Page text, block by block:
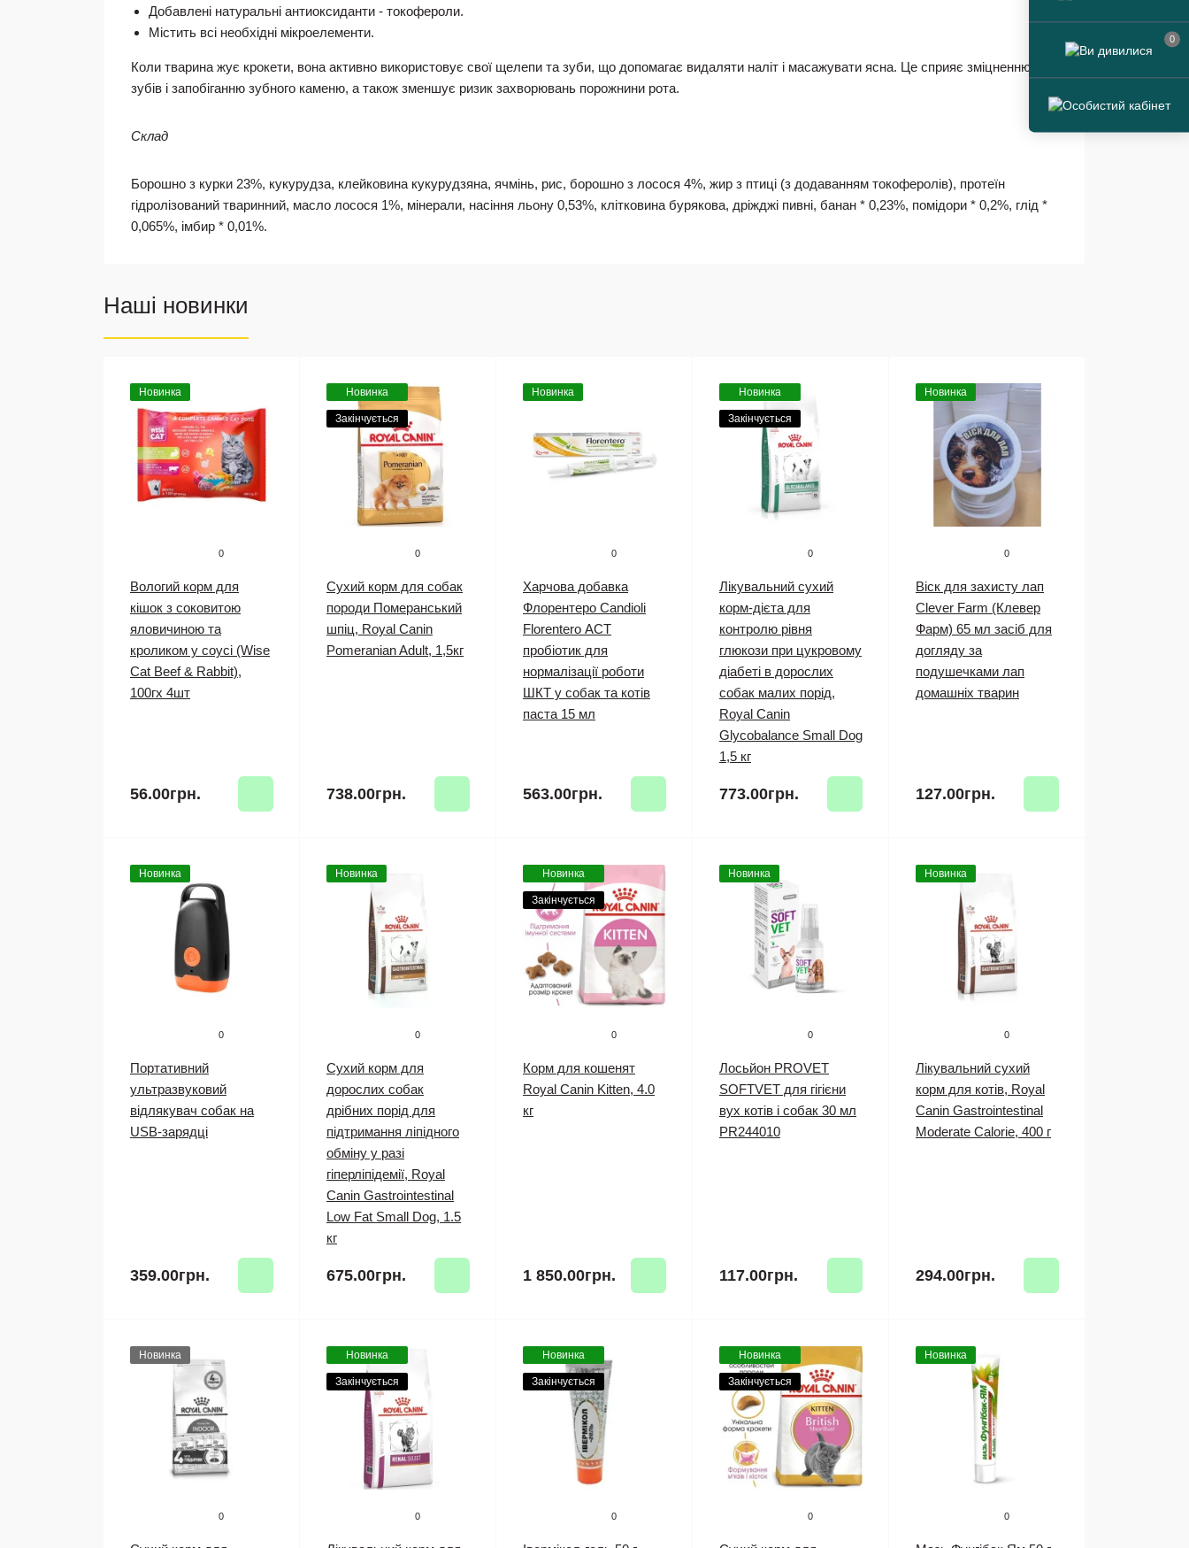
0
Добавлені натуральні антиоксиданти - токофероли.
Містить всі необхідні мікроелементи.
Коли тварина жує крокети, вона активно використовує свої щелепи та зуби, що допомагає видаляти наліт і масажувати ясна. Це сприяє зміцненню
зубів і запобіганню зубного каменю, а також зменшує ризик захворювань порожнини рота.
Склад
Борошно з курки 23%, кукурудза, клейковина кукурудзяна, ячмінь, рис, борошно з лосося 4%, жир з птиці (з додаванням токоферолів), протеїн
гідролізований тваринний, масло лосося 1%, мінерали, насіння льону 0,53%, клітковина бурякова, дріжджі пивні, банан * 0,23%, помідори * 0,2%, глід *
0,065%, імбир * 0,01%.
Наші новинки
Новинка
0
Вологий корм для
кішок з соковитою
яловичиною та
кроликом у соусі (Wise
Cat Beef & Rabbit),
100гх 4шт
56.00грн.
Новинка
Закінчується
0
Сухий корм для собак
породи Померанський
шпіц, Royal Canin
Pomeranian Adult, 1,5кг
738.00грн.
Новинка
0
Харчова добавка
Флорентеро Candioli
Florentero АСТ
пробіотик для
нормалізації роботи
ШКТ у собак та котів
паста 15 мл
563.00грн.
Новинка
Закінчується
0
Лікувальний сухий
корм-дієта для
контролю рівня
глюкози при цукровому
діабеті в дорослих
собак малих порід,
Royal Canin
Glycobalance Small Dog
1,5 кг
773.00грн.
Новинка
0
Віск для захисту лап
Clever Farm (Клевер
Фарм) 65 мл засіб для
догляду за
подушечками лап
домашніх тварин
127.00грн.
Новинка
0
Портативний
ультразвуковий
відлякувач собак на
USB-зарядці
359.00грн.
Новинка
0
Сухий корм для
дорослих собак
дрібних порід для
підтримання ліпідного
обміну у разі
гіперліпідемії, Royal
Canin Gastrointestinal
Low Fat Small Dog, 1.5
кг
675.00грн.
Новинка
Закінчується
0
Корм для кошенят
Royal Canin Kitten, 4.0
кг
1 850.00грн.
Новинка
0
Лосьйон PROVET
SOFTVET для гігієни
вух котів і собак 30 мл
PR244010
117.00грн.
Новинка
0
Лікувальний сухий
корм для котів, Royal
Canin Gastrointestinal
Moderate Calorie, 400 г
294.00грн.
Новинка
0
Новинка
Закінчується
0
Новинка
Закінчується
0
Новинка
Закінчується
0
Новинка
0